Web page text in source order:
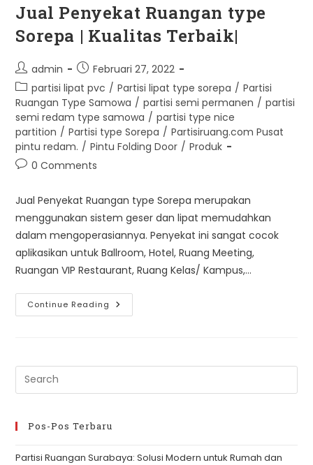
Jual Penyekat Ruangan type
Sorepa | Kualitas Terbaik|
Post
author:
admin
Post
published:
Februari 27, 2022
Post
category:
partisi lipat pvc / Partisi lipat type sorepa / Partisi
Ruangan Type Samowa / partisi semi permanen / partisi
semi redam type samowa / partisi type nice
partition / Partisi type Sorepa / Partisiruang.com Pusat
pintu redam. / Pintu Folding Door / Produk
Post0 Comments
Jual Penyekat Ruangan type Sorepa merupakan
menggunakan sistem geser dan lipat memudahkan
dalam mengoperasiannya. Penyekat ini sangat cocok
aplikasikan untuk Ballroom, Hotel, Ruang Meeting,
Ruangan VIP Restaurant, Ruang Kelas/ Kampus,…
Continue Reading Jual
Penyekat
Kualitas
Pos-Pos Terbaru
Partisi Ruangan Surabaya: Solusi Modern untuk Rumah dan